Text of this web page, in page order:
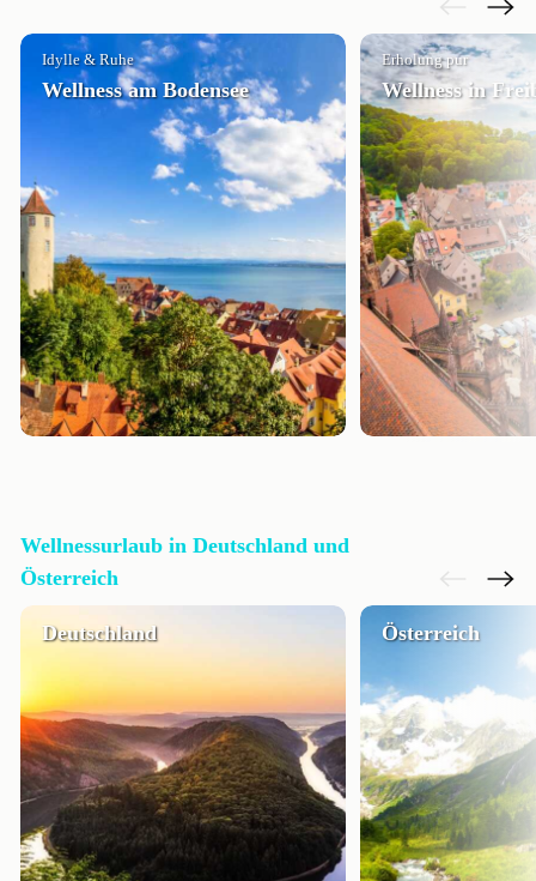
Idylle & Ruhe
Wellness am Bodensee
Erholung pur
Wellness in
Wellnessurlaub in Deutschland und
Österreich
Deutschland Österreich